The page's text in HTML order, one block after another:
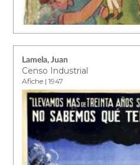
Lamela, Juan
Censo Industrial
Afiche | 1947